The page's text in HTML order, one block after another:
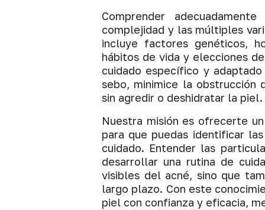
Comprender
complejidad y las múltiples
incluye factores genéticos,
hábitos de vida y elecciones
cuidado específico y
sebo, minimice la
sin agredir o deshidratar la piel.
Nuestra misión es ofrecerte
para que puedas identificar
cuidado. Entender las
desarrollar una rutina de
visibles del acné, sino que
largo plazo. Con este
piel con confianza y eficacia,